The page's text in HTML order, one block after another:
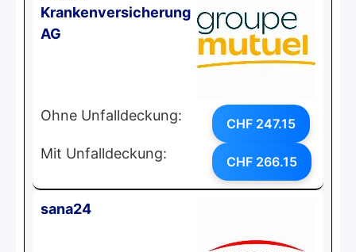
Krankenversicherung
AG
Ohne Unfalldeckung: CHF 247.15
Mit Unfalldeckung: CHF 266.15
sana24